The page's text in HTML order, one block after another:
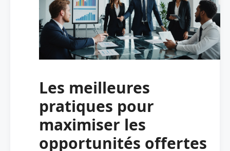
Les meilleures
pratiques pour
maximiser les
opportunités offertes